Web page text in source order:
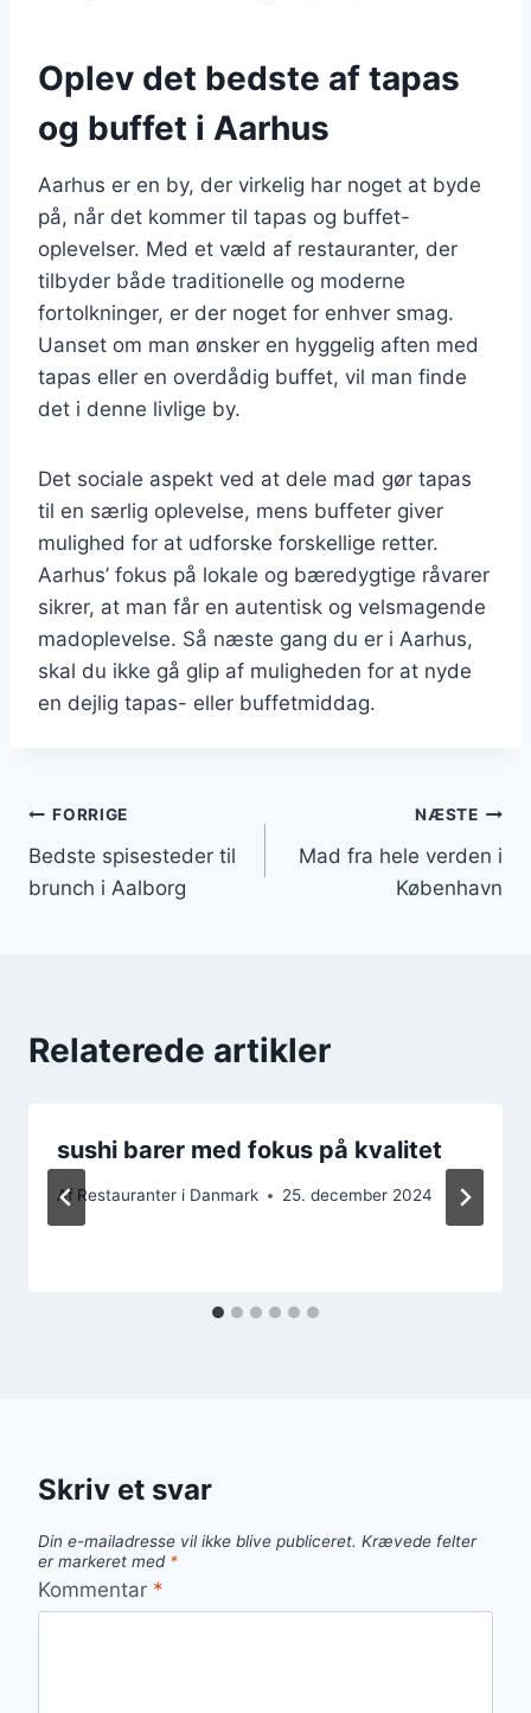
Oplev det bedste af tapas
og buffet i Aarhus
Aarhus er en by, der virkelig har noget at byde
på, når det kommer til tapas og buffet-
oplevelser. Med et væld af restauranter, der
tilbyder både traditionelle og moderne
fortolkninger, er der noget for enhver smag.
Uanset om man ønsker en hyggelig aften med
tapas eller en overdådig buffet, vil man finde
det i denne livlige by.
Det sociale aspekt ved at dele mad gør tapas
til en særlig oplevelse, mens buffeter giver
mulighed for at udforske forskellige retter.
Aarhus’ fokus på lokale og bæredygtige råvarer
sikrer, at man får en autentisk og velsmagende
madoplevelse. Så næste gang du er i Aarhus,
skal du ikke gå glip af muligheden for at nyde
en dejlig tapas- eller buffetmiddag.
Indlægsnavigation
FORRIGE
Bedste spisesteder til
brunch i Aalborg
NÆSTE
Mad fra hele verden i
København
Relaterede artikler
sushi barer med fokus på kvalitet
Af Restauranter i Danmark 25. december 2024
Skriv et svar
Din e-mailadresse vil ikke blive publiceret. Krævede felter
er markeret med *
Kommentar *